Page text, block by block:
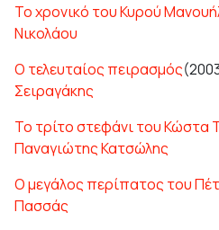
Το χρονικό του Κυρού
Νικολάου
Ο τελευταίος πειρασμός
Σειραγάκης
Το τρίτο στεφάνι του Κώστα
Παναγιώτης Κατσώλης
Ο μεγάλος περίπατος του
Πασσάς